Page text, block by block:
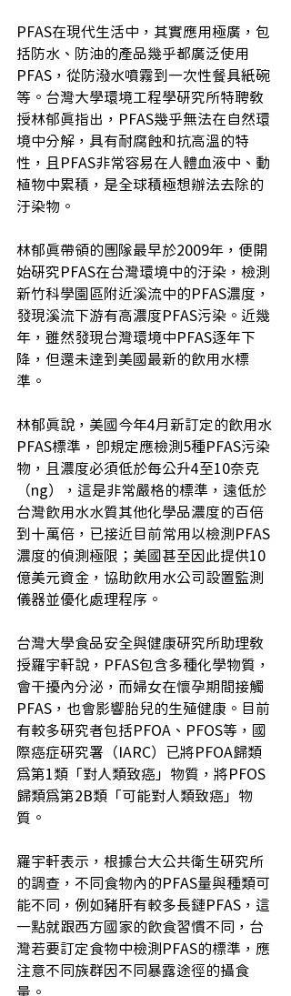
PFAS在現代生活中，其實應用極廣，包
括防水、防油的產品幾乎都廣泛使用
PFAS，從防潑水噴霧到一次性餐具紙碗
等。台灣大學環境工程學研究所特聘教
授林郁真指出，PFAS幾乎無法在自然環
境中分解，具有耐腐蝕和抗高溫的特
性，且PFAS非常容易在人體血液中、動
植物中累積，是全球積極想辦法去除的
汙染物。
林郁真帶領的團隊最早於2009年，便開
始研究PFAS在台灣環境中的汙染，檢測
新竹科學園區附近溪流中的PFAS濃度，
發現溪流下游有高濃度PFAS污染。近幾
年，雖然發現台灣環境中PFAS逐年下
降，但還未達到美國最新的飲用水標
準。
林郁真說，美國今年4月新訂定的飲用水
PFAS標準，即規定應檢測5種PFAS污染
物，且濃度必須低於每公升4至10奈克
（ng），這是非常嚴格的標準，遠低於
台灣飲用水水質其他化學品濃度的百倍
到十萬倍，已接近目前常用以檢測PFAS
濃度的偵測極限；美國甚至因此提供10
億美元資金，協助飲用水公司設置監測
儀器並優化處理程序。
台灣大學食品安全與健康研究所助理教
授羅宇軒說，PFAS包含多種化學物質，
會干擾內分泌，而婦女在懷孕期間接觸
PFAS，也會影響胎兒的生殖健康。目前
有較多研究者包括PFOA、PFOS等，國
際癌症研究署（IARC）已將PFOA歸類
為第1類「對人類致癌」物質，將PFOS
歸類為第2B類「可能對人類致癌」物
質。
羅宇軒表示，根據台大公共衛生研究所
的調查，不同食物內的PFAS量與種類可
能不同，例如豬肝有較多長鏈PFAS，這
一點就跟西方國家的飲食習慣不同，台
灣若要訂定食物中檢測PFAS的標準，應
注意不同族群因不同暴露途徑的攝食